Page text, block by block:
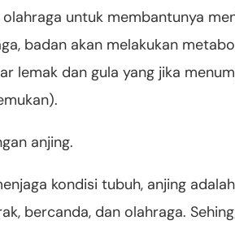
untuk membantunya
badan akan melakukan
lemak dan gula yang jika
anjing.
kondisi tubuh, anjing
bercanda, dan olahraga.